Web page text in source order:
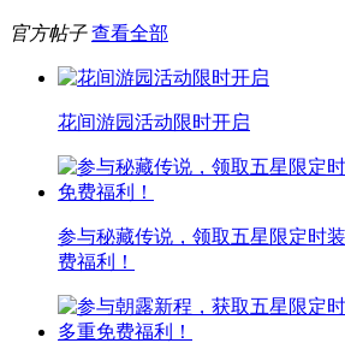
官方帖子 查看全部
花间游园活动限时开启
参与秘藏传说，领取五星限定时
费福利！